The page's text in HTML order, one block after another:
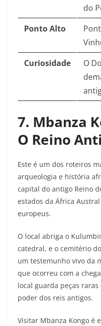
do
Ponto Alto
Curiosidade
O
7. Mbanza
O Reino
Este é um dos roteiros
arqueologia e história
capital do antigo Reino
estados da África
europeus.
O local abriga o
catedral, e o cemitério
um testemunho vivo da
que ocorreu com a
local guarda peças
poder dos reis antigos.
Visitar Mbanza Kongo é